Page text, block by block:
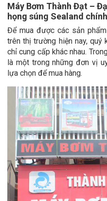
Máy Bơm Thành Đạt –
họng súng Sealand
Để mua được các sản
trên thị trường hiện nay, quý
chỉ cung cấp khác nhau.
là một trong những đơn vị
lựa chọn để mua hàng.